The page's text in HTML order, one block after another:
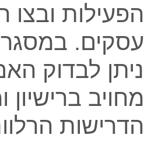
הפעילות ובצו
עסקים.
ניתן לבדוק
מחויב ברישיון
הדרישות